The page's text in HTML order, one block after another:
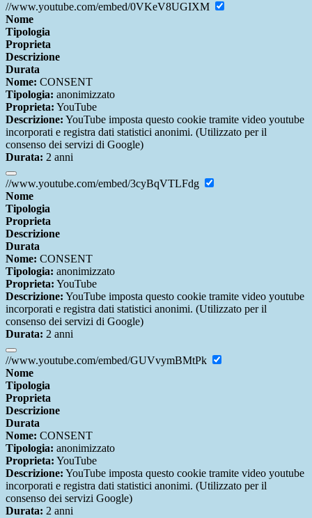
//www.youtube.com/embed/0VKeV8UGIXM
Nome
Tipologia
Proprieta
Descrizione
Durata
Nome: CONSENT
Tipologia: anonimizzato
Proprieta: YouTube
Descrizione: YouTube imposta questo cookie tramite video youtube
incorporati e registra dati statistici anonimi. (Utilizzato per il
consenso dei servizi di Google)
Durata: 2 anni
//www.youtube.com/embed/3cyBqVTLFdg
Nome
Tipologia
Proprieta
Descrizione
Durata
Nome: CONSENT
Tipologia: anonimizzato
Proprieta: YouTube
Descrizione: YouTube imposta questo cookie tramite video youtube
incorporati e registra dati statistici anonimi. (Utilizzato per il
consenso dei servizi di Google)
Durata: 2 anni
//www.youtube.com/embed/GUVvymBMtPk
Nome
Tipologia
Proprieta
Descrizione
Durata
Nome: CONSENT
Tipologia: anonimizzato
Proprieta: YouTube
Descrizione: YouTube imposta questo cookie tramite video youtube
incorporati e registra dati statistici anonimi. (Utilizzato per il
consenso dei servizi Google)
Durata: 2 anni